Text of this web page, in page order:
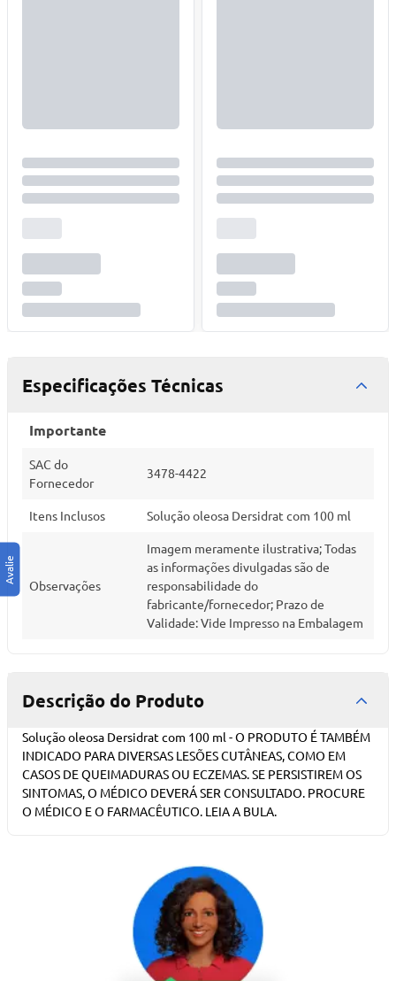
Especificações Técnicas
Importante
SAC do
Fornecedor
3478-4422
Itens Inclusos Solução oleosa Dersidrat com 100 ml
Observações
Imagem meramente ilustrativa; Todas
as informações divulgadas são de
responsabilidade do
fabricante/fornecedor; Prazo de
Validade: Vide Impresso na Embalagem
Descrição do Produto
Solução oleosa Dersidrat com 100 ml - O PRODUTO É TAMBÉM
INDICADO PARA DIVERSAS LESÕES CUTÂNEAS, COMO EM
CASOS DE QUEIMADURAS OU ECZEMAS. SE PERSISTIREM OS
SINTOMAS, O MÉDICO DEVERÁ SER CONSULTADO. PROCURE
O MÉDICO E O FARMACÊUTICO. LEIA A BULA.